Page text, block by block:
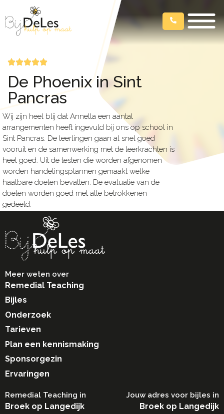
De Phoenix in Sint
Pancras
Wij zijn heel blij dat Annella een aantal
arrangementen heeft ingevuld bij ons op school in
Sint Pancras. De leerlingen gaan al snel goed
vooruit en de samenwerking met de leerkrachten is
heel goed. Uit de testen die worden afgenomen
worden handelingsplannen gemaakt welke
haalbare doelen bevatten. De evaluatie van de
doelen worden goed met alle betrokkenen
gedeeld.
Meer weten over
Remedial Teaching
Bijles
Onderzoek
Tarieven
Plan een kennismaking
Sponsorgezin
Ervaringen
Remedial Teaching in​
Broek op Langedijk
Jouw adres voor bijles in
Broek op Langedijk